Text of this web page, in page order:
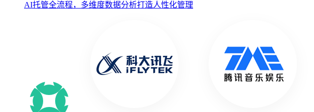
AI托管全流程，多维度数据分析打造人性化管理